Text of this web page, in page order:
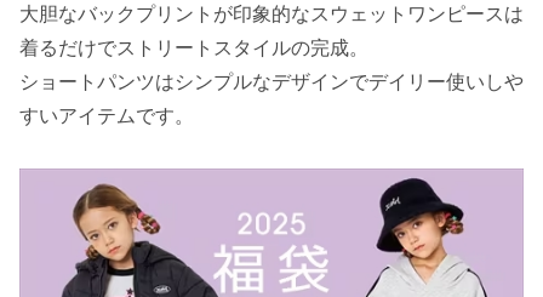
大胆なバックプリントが印象的なスウェットワンピースは
着るだけでストリートスタイルの完成。
ショートパンツはシンプルなデザインでデイリー使いしや
すいアイテムです。